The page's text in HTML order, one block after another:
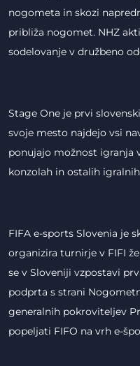
nogometa in skozi
približa nogomet. NHZ
sodelovanje v družbeno
Stage One je prvi
svoje mesto najdejo vsi
ponujajo možnost igranja
konzolah in ostalih
FIFA e-sports Slovenia je
organizira turnirje v FIFI
se v Sloveniji vzpostavi
podprta s strani
generalnih pokroviteljev
popeljati FIFO na vrh e-